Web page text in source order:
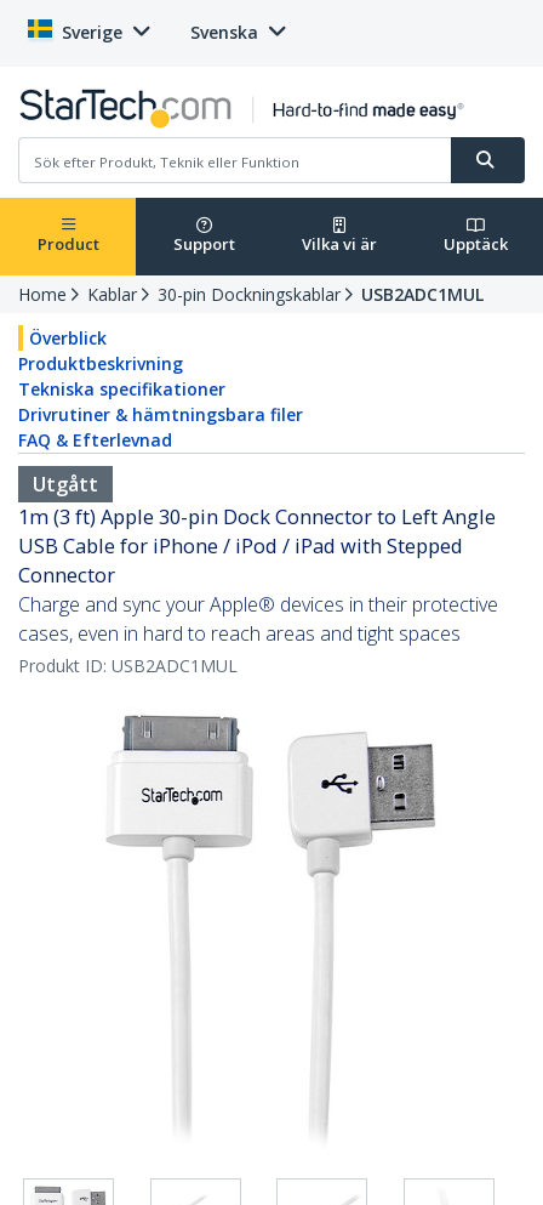
Sverige Svenska
Product Support Vilka vi är Upptäck
Home Kablar 30-pin Dockningskablar
USB2ADC1MUL
Överblick
Produktbeskrivning
Tekniska specifikationer
Drivrutiner & hämtningsbara filer
FAQ & Efterlevnad
Utgått
1m (3 ft) Apple 30-pin Dock Connector to Left Angle
USB Cable for iPhone / iPod / iPad with Stepped
Connector
Charge and sync your Apple® devices in their protective
cases, even in hard to reach areas and tight spaces
Produkt ID: USB2ADC1MUL